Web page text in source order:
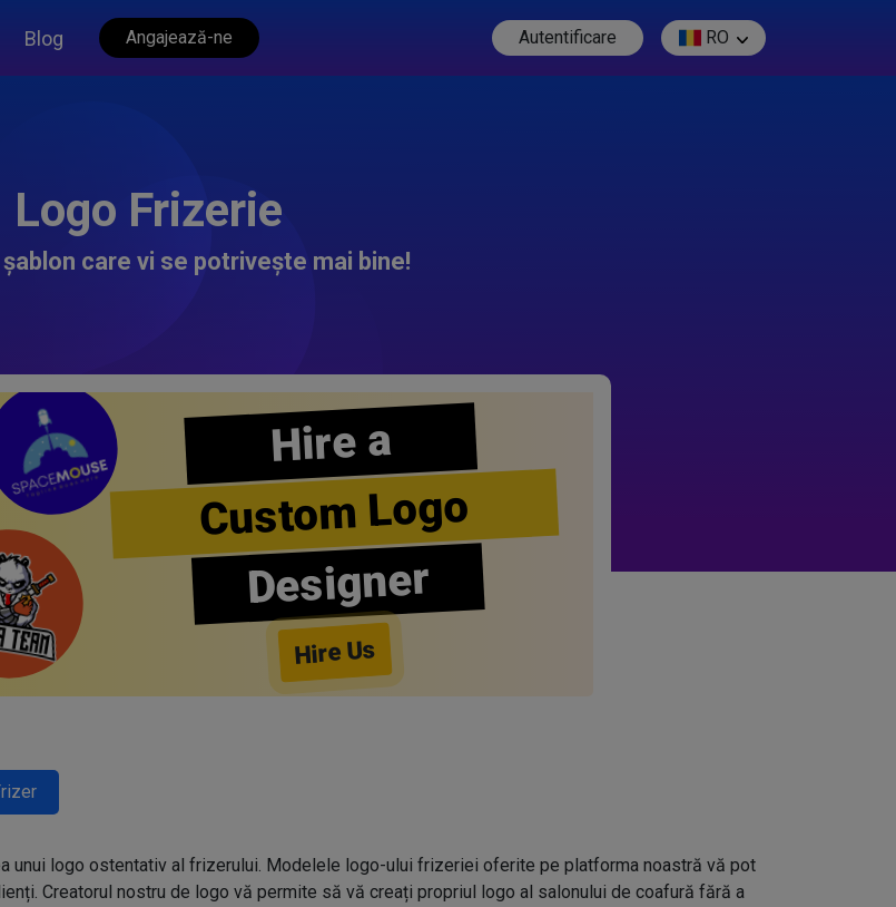
Blog Angajează-ne Autentificare RO
Logo Frizerie
care vi se potrivește mai bine!
Hire a
Custom Logo
Designer
Hire Us
unui logo ostentativ al frizerului. Modelele logo-ului frizeriei oferite pe platforma noastră vă pot
Creatorul nostru de logo vă permite să vă creați propriul logo al salonului de coafură fără a